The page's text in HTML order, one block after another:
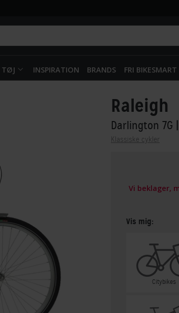
TØJ INSPIRATION BRANDS FRI BIKESMART
Raleigh
Darlington 7G
Klassiske cykler
Vi beklager,
Vis mig:
Citybikes